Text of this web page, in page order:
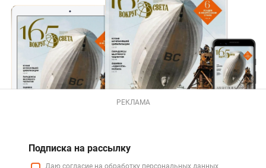
РЕКЛАМА
Подписка на рассылку